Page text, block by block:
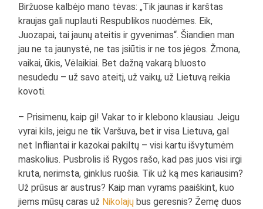
Biržuose kalbėjo mano tėvas: „Tik jaunas ir karštas
kraujas gali nuplauti Respublikos nuodėmes. Eik,
Juozapai, tai jaunų ateitis ir gyvenimas“. Šiandien man
jau ne ta jaunystė, ne tas įsiūtis ir ne tos jėgos. Žmona,
vaikai, ūkis, Vėlaikiai. Bet dažną vakarą bluosto
nesudedu – už savo ateitį, už vaikų, už Lietuvą reikia
kovoti.
– Prisimenu, kaip gi! Vakar to ir klebono klausiau. Jeigu
vyrai kils, jeigu ne tik Varšuva, bet ir visa Lietuva, gal
net Infliantai ir kazokai pakiltų – visi kartu išvytumėm
maskolius. Pusbrolis iš Rygos rašo, kad pas juos visi irgi
kruta, nerimsta, ginklus ruošia. Tik už ką mes kariausim?
Už prūsus ar austrus? Kaip man vyrams paaiškint, kuo
jiems mūsų caras už Nikolajų bus geresnis? Žemę duos